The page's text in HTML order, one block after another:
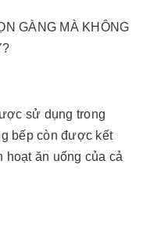
GÀNG MÀ KHÔNG
sử dụng trong
bếp còn được kết
hoạt ăn uống của cả